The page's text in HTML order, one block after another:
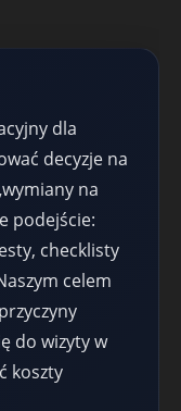
dla
decyzje na
na
podejście:
checklisty
celem
do wizyty w
koszty